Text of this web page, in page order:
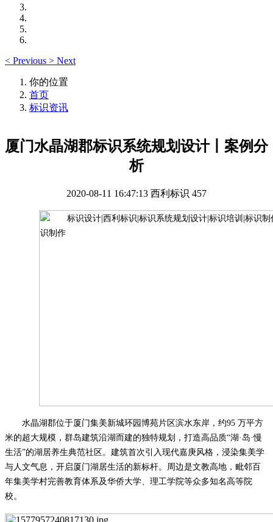
< Previous > Next
你的位置
首页
标识资讯
厦门水晶湖郡标识系统规划设计丨案例分
析
2020-08-11 16:47:13 西利标识 457
水晶湖郡位于厦门集美新城环园博苑片区滨水东岸，约95 万平方
米的超大规模，群岛建筑沿湖而建的独特规划，打造高品质“湖·岛·慢
生活”的湖居养生典范社区。建筑首次引入现代嘉庚风格，浸染集美学
与人文气息，开启厦门湖居生活的新标杆。周边是文教高地，毗邻百
年集美学村完善教育体系及华侨大学、理工学院等众多知名高等院
校。